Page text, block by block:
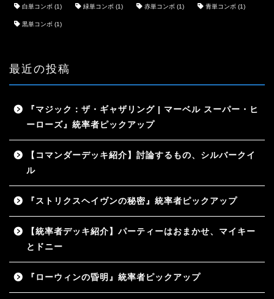
白単コンボ (1) 緑単コンボ (1) 赤単コンボ (1) 青単コンボ (1)
黒単コンボ (1)
最近の投稿
『マジック：ザ・ギャザリング | マーベル スーパー・ヒ
ーローズ』統率者ピックアップ
【コマンダーデッキ紹介】討論するもの、シルバークイ
ル
『ストリクスヘイヴンの秘密』統率者ピックアップ
【統率者デッキ紹介】パーティーはおまかせ、マイキー
とドニー
『ローウィンの昏明』統率者ピックアップ